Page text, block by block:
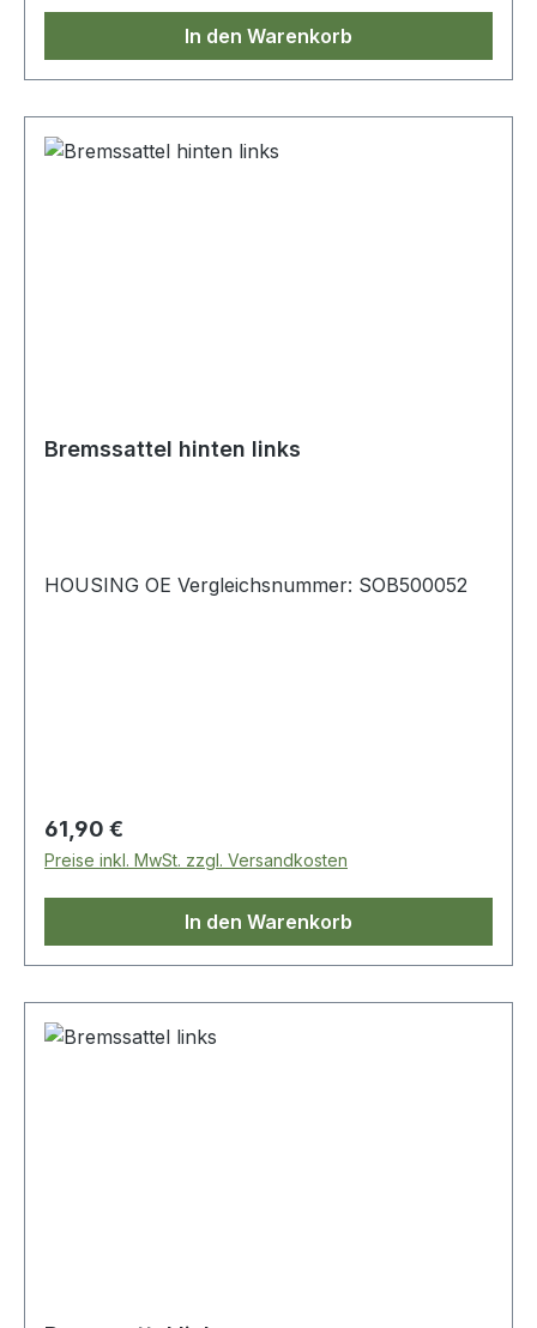
In den Warenkorb
Bremssattel hinten links
HOUSING OE Vergleichsnummer: SOB500052
Regulärer Preis:
61,90 €
Preise inkl. MwSt. zzgl. Versandkosten
In den Warenkorb